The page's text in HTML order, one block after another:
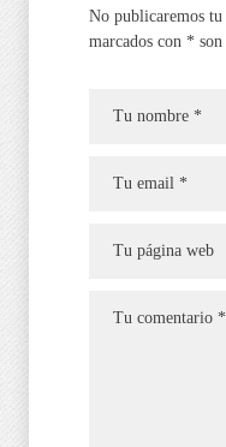
No publicaremos
marcados con * son